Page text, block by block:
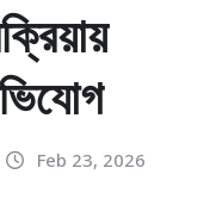
Feb 23, 2026